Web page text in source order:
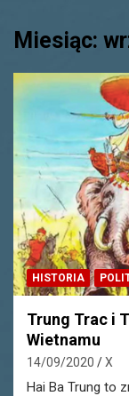
Miesiąc:
HISTORIA
Trung Trac i
Wietnamu
14/09/2020 X
Hai Ba Trung to